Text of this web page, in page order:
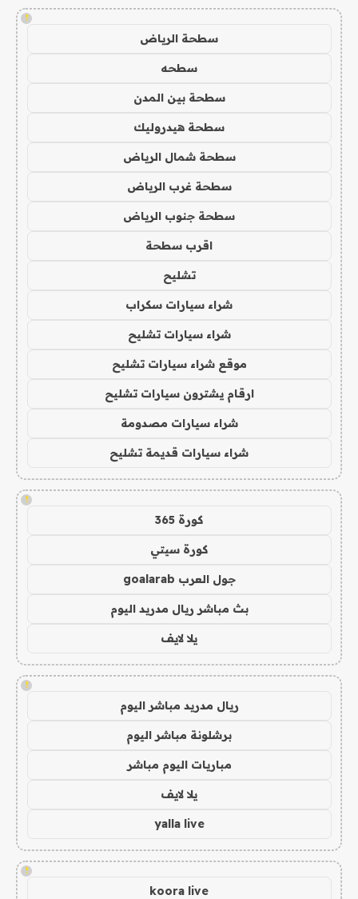
!
سطحة الرياض
سطحه
سطحة بين المدن
سطحة هيدروليك
سطحة شمال الرياض
سطحة غرب الرياض
سطحة جنوب الرياض
اقرب سطحة
تشليح
شراء سيارات سكراب
شراء سيارات تشليح
موقع شراء سيارات تشليح
ارقام يشترون سيارات تشليح
شراء سيارات مصدومة
شراء سيارات قديمة تشليح
!
كورة 365
كورة سيتي
جول العرب goalarab
بث مباشر ريال مدريد اليوم
يلا لايف
!
ريال مدريد مباشر اليوم
برشلونة مباشر اليوم
مباريات اليوم مباشر
يلا لايف
yalla live
!
koora live